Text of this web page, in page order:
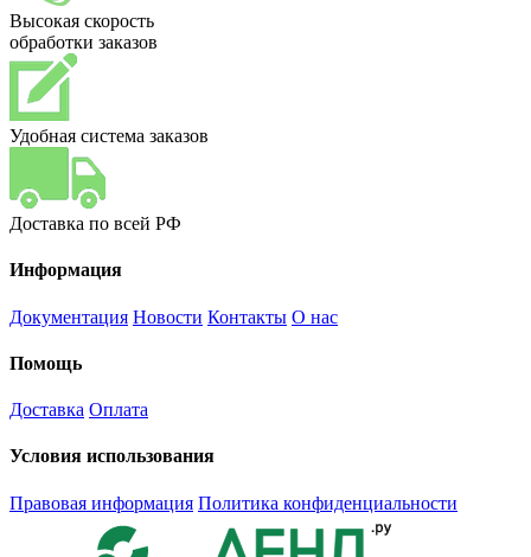
Высокая скорость
обработки заказов
Удобная система заказов
Доставка по всей РФ
Информация
Документация Новости Контакты О нас
Помощь
Доставка Оплата
Условия использования
Правовая информация Политика конфиденциальности